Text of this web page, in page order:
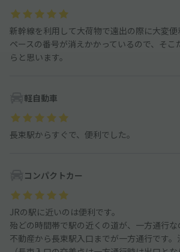
新幹線を利用して大荷物で遠出の際に大変
ペースの番号が消えかかっているので、そこ
らと思います。
軽自動車
長束駅からすぐで、便利でした。
コンパクトカー
JRの駅に近いのは便利です。
殆どの時間帯で駅の近くの道が、一方通行
不動産から長束駅入口までが一方通行です。